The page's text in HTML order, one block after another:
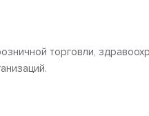
торговли,